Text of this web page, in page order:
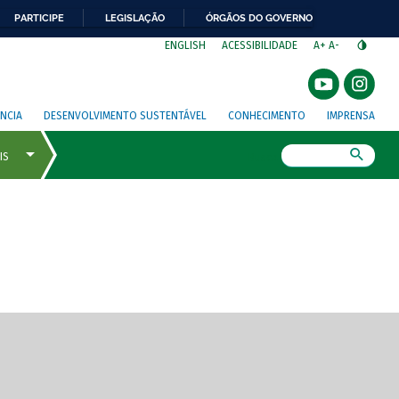
PARTICIPE LEGISLAÇÃO ÓRGÃOS DO GOVERNO
ENGLISH ACESSIBILIDADE A+ A-
DESENVOLVIMENTO SUSTENTÁVEL CONHECIMENTO IMPRENSA
de tela